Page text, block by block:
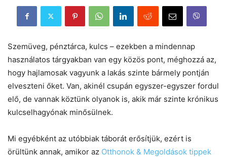
Szemüveg, pénztárca, kulcs – ezekben a mindennap
használatos tárgyakban van egy közös pont, méghozzá az,
hogy hajlamosak vagyunk a lakás szinte bármely pontján
elveszteni őket. Van, akinél csupán egyszer-egyszer fordul
elő, de vannak köztünk olyanok is, akik már szinte krónikus
kulcselhagyónak minősülnek.
Mi egyébként az utóbbiak táborát erősítjük, ezért is
örültünk annak, amikor az Otthonok & Megoldások tippek